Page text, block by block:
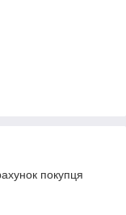
покупця